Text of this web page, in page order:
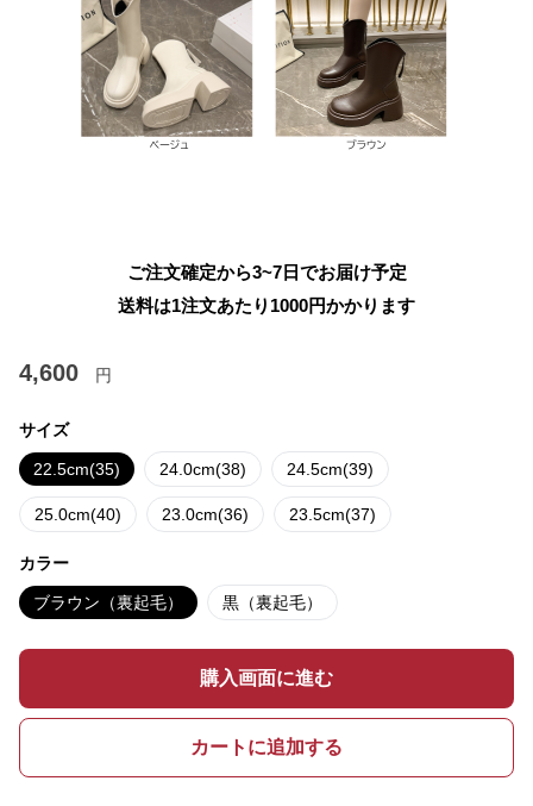
ご注文確定から3~7日でお届け予定
送料は1注文あたり 1000円かかります
4,600 円
サイズ
22.5cm(35) 24.0cm(38) 24.5cm(39)
25.0cm(40) 23.0cm(36) 23.5cm(37)
カラー
ブラウン（裏起毛） 黒（裏起毛）
購入画面に進む
カートに追加する